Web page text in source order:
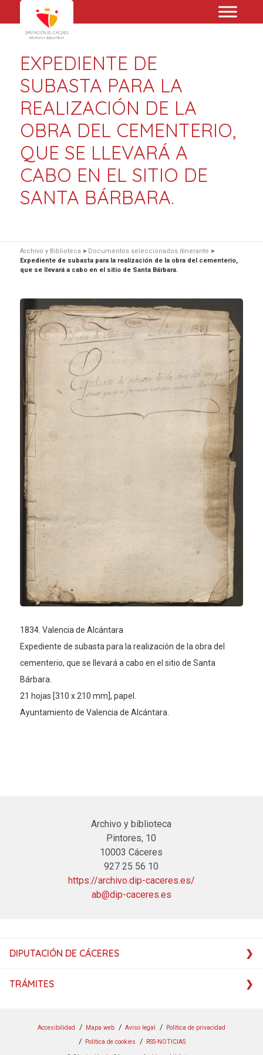
EXPEDIENTE DE
SUBASTA PARA LA
REALIZACIÓN DE LA
OBRA DEL CEMENTERIO,
QUE SE LLEVARÁ A
CABO EN EL SITIO DE
SANTA BÁRBARA.
Archivo y Biblioteca > Documentos seleccionados itinerante >
Expediente de subasta para la realización de la obra del cementerio,
que se llevará a cabo en el sitio de Santa Bárbara.
1834. Valencia de Alcántara
Expediente de subasta para la realización de la obra del
cementerio, que se llevará a cabo en el sitio de Santa
Bárbara.
21 hojas [310 x 210 mm], papel.
Ayuntamiento de Valencia de Alcántara.
Archivo y biblioteca
Pintores, 10
10003 Cáceres
927 25 56 10
https://archivo.dip-caceres.es/
ab@dip-caceres.es
DIPUTACIÓN DE CÁCERES
TRÁMITES
Accesibilidad Mapa web Aviso legal
Política de privacidad
Política de cookies
RSS-NOTICIAS